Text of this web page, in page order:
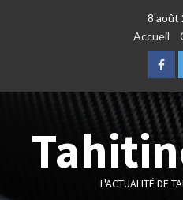
8 août
Accueil
L'ACTUALITÉ DE